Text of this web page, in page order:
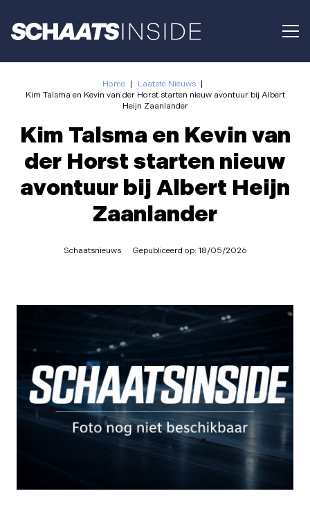
Home | Laatste Nieuws |
Kim Talsma en Kevin van der Horst starten nieuw avontuur bij Albert
Heijn Zaanlander
Kim Talsma en Kevin van
der Horst starten nieuw
avontuur bij Albert Heijn
Zaanlander
Schaatsnieuws Gepubliceerd op: 18/05/2026